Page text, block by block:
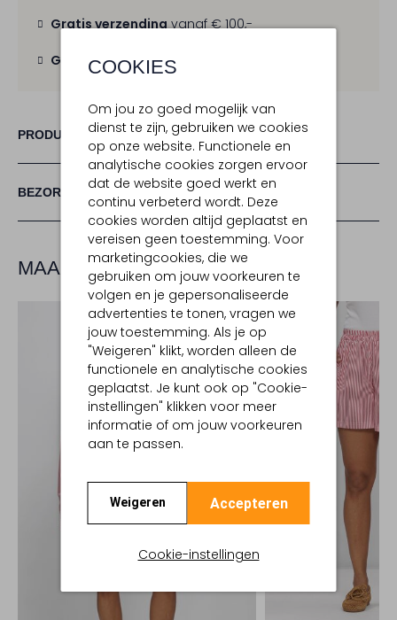
COOKIES
Om jou zo goed mogelijk van
dienst te zijn, gebruiken we cookies
op onze website. Functionele en
analytische cookies zorgen ervoor
dat de website goed werkt en
continu verbeterd wordt. Deze
cookies worden altijd geplaatst en
vereisen geen toestemming. Voor
marketingcookies, die we
gebruiken om jouw voorkeuren te
volgen en je gepersonaliseerde
advertenties te tonen, vragen we
jouw toestemming. Als je op
"Weigeren" klikt, worden alleen de
functionele en analytische cookies
geplaatst. Je kunt ook op "Cookie-
instellingen" klikken voor meer
informatie of om jouw voorkeuren
aan te passen.
Weigeren Accepteren
Cookie-instellingen
Gratis verzendingvanaf € 100,-
Gratis retourbinnen 30 dagen
PRODUCT INFORMATIE
BEZORGEN & RETOURNEREN
MAAK JE LOOK COMPLEET